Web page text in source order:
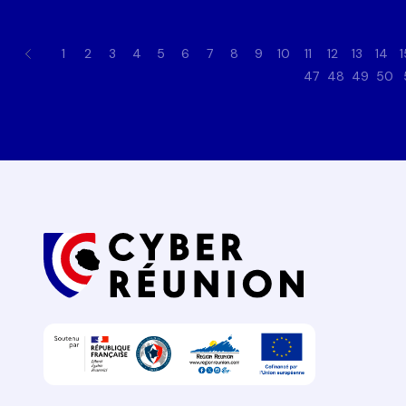
1 2 3 4 5 6 7 8 9 10 11 12 13 14
47 48 49 50